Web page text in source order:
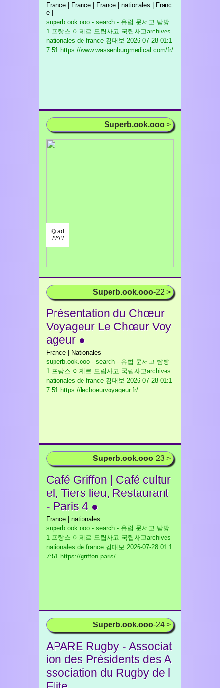
France | France | France | nationales | Franc
e |
superb.ook.ooo - search - 유럽 문서고 탐방
1 프랑스 이제르 도립사고 국립사고archives
nationales de france 김대보 2026-07-28 01:1
7:51 https://www.wassenburgmedical.com/fr/
Superb.ook.ooo >
⌬ ad
/¹/²/³/
Superb.ook.ooo-22 >
Présentation du Chœur
Voyageur Le Chœur Voy
ageur ●
France | Nationales
superb.ook.ooo - search - 유럽 문서고 탐방
1 프랑스 이제르 도립사고 국립사고archives
nationales de france 김대보 2026-07-28 01:1
7:51 https://lechoeurvoyageur.fr/
Superb.ook.ooo-23 >
Café Griffon | Café cultur
el, Tiers lieu, Restaurant
- Paris 4 ●
France | nationales
superb.ook.ooo - search - 유럽 문서고 탐방
1 프랑스 이제르 도립사고 국립사고archives
nationales de france 김대보 2026-07-28 01:1
7:51 https://griffon.paris/
Superb.ook.ooo-24 >
APARE Rugby - Associat
ion des Présidents des A
ssociation du Rugby de l